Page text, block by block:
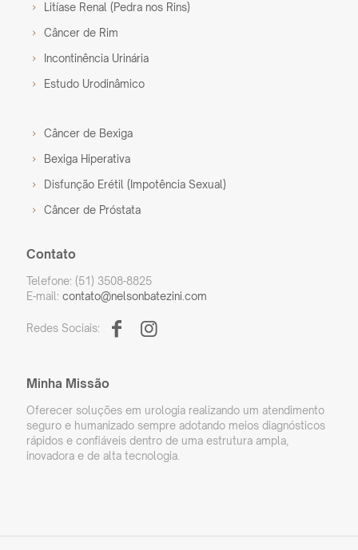
Litíase Renal (Pedra nos Rins)
Câncer de Rim
Incontinência Urinária
Estudo Urodinâmico
Câncer de Bexiga
Bexiga Hiperativa
Disfunção Erétil (Impotência Sexual)
Câncer de Próstata
Contato
Telefone: (51) 3508-8825
E-mail: contato@nelsonbatezini.com
Redes Sociais:
Minha Missão
Oferecer soluções em urologia realizando um atendimento
seguro e humanizado sempre adotando meios diagnósticos
rápidos e confiáveis dentro de uma estrutura ampla,
inovadora e de alta tecnologia.